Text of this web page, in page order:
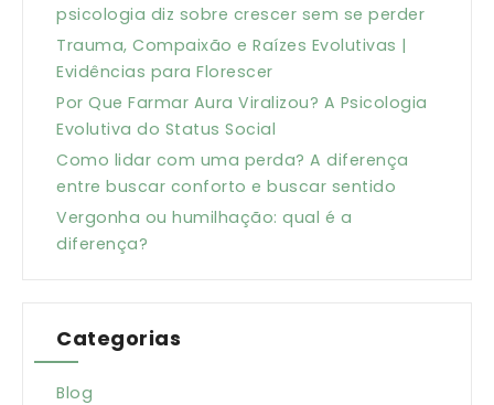
psicologia diz sobre crescer sem se perder
Trauma, Compaixão e Raízes Evolutivas |
Evidências para Florescer
Por Que Farmar Aura Viralizou? A Psicologia
Evolutiva do Status Social
Como lidar com uma perda? A diferença
entre buscar conforto e buscar sentido
Vergonha ou humilhação: qual é a
diferença?
Categorias
Blog